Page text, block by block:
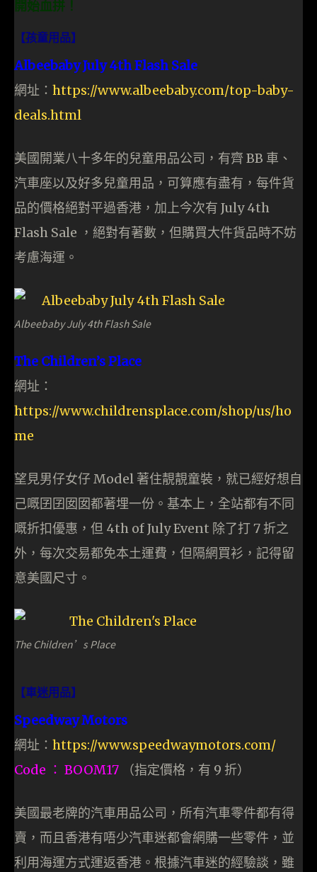
開始血拼！
【孩童用品】
Albeebaby July 4th Flash Sale
網址： https://www.albeebaby.com/top-baby-
deals.html
美國開業八十多年的兒童用品公司，有齊 BB 車、
汽車座以及好多兒童用品，可算應有盡有，每件貨
品的價格絕對平過香港，加上今次有 July 4th
Flash Sale ，絕對有著數，但購買大件貨品時不妨
考慮海運。
Albeebaby July 4th Flash Sale
The Children’s Place
網址：
https://www.childrensplace.com/shop/us/ho
me
望見男仔女仔 Model 著住靚靚童裝，就已經好想自
己嘅囝囝囡囡都著埋一份。基本上，全站都有不同
嘅折扣優惠，但 4th of July Event 除了打 7 折之
外，每次交易都免本土運費，但隔網買衫，記得留
意美國尺寸。
The Children’s Place
【車迷用品】
Speedway Motors
網址： https://www.speedwaymotors.com/
Code ： BOOM17 （指定價格，有 9 折）
美國最老牌的汽車用品公司，所有汽車零件都有得
賣，而且香港有唔少汽車迷都會網購一些零件，並
利用海運方式運返香港。根據汽車迷的經驗談，雖